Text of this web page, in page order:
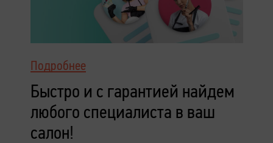
Подробнее
Быстро и с гарантией найдем
любого специалиста в ваш
салон!